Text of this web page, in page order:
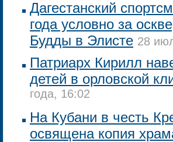
Дагестанский
года условно за
Будды в Элисте 28
Патриарх Кирилл
детей в орловской
года, 16:02
На Кубани в честь
освящена копия